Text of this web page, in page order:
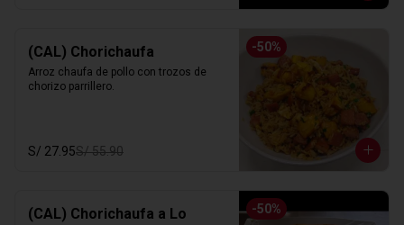
-50%
(CAL) Chorichaufa
Arroz chaufa de pollo con trozos de
chorizo parrillero.
S/ 27.95S/ 55.90
-50%
(CAL) Chorichaufa a Lo